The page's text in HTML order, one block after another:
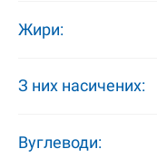
Жири:
З них насичених:
Вуглеводи: